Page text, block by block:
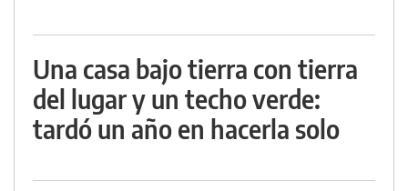
Una casa bajo tierra con tierra
del lugar y un techo verde:
tardó un año en hacerla solo